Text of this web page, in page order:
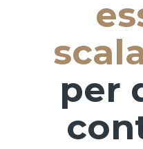
per